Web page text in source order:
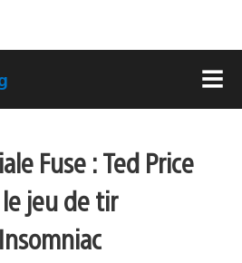
Fuse : Ted Price
jeu de tir